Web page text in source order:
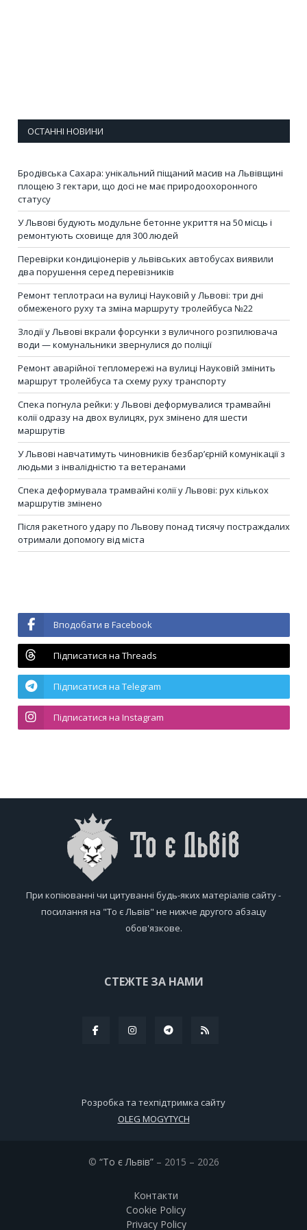
ОСТАННІ НОВИНИ
Бродівська Сахара: унікальний піщаний масив на Львівщині
площею 3 гектари, що досі не має природоохоронного
статусу
У Львові будують модульне бетонне укриття на 50 місць і
ремонтують сховище для 300 людей
Перевірки кондиціонерів у львівських автобусах виявили
два порушення серед перевізників
Ремонт теплотраси на вулиці Науковій у Львові: три дні
обмеженого руху та зміна маршруту тролейбуса №22
Злодії у Львові вкрали форсунки з вуличного розпилювача
води — комунальники звернулися до поліції
Ремонт аварійної тепломережі на вулиці Науковій змінить
маршрут тролейбуса та схему руху транспорту
Спека погнула рейки: у Львові деформувалися трамвайні
колії одразу на двох вулицях, рух змінено для шести
маршрутів
У Львові навчатимуть чиновників безбар’єрній комунікації з
людьми з інвалідністю та ветеранами
Спека деформувала трамвайні колії у Львові: рух кількох
маршрутів змінено
Після ракетного удару по Львову понад тисячу постраждалих
отримали допомогу від міста
Вподобати в Facebook
Підписатися на Threads
Підписатися на Telegram
Підписатися на Instagram
При копіюванні чи цитуванні будь-яких матеріалів сайту -
посилання на "То є Львів" не нижче другого абзацу
обов'язкове.
СТЕЖТЕ ЗА НАМИ
Розробка та техпідтримка сайту
OLEG MOGYTYCH
© “То є Львів”– 2015 – 2026
Контакти
Cookie Policy
Privacy Policy